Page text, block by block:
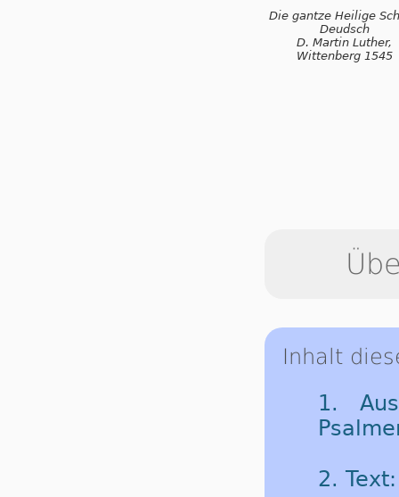
Die gantze Heilige
Deudsch
D. Martin Luther,
Wittenberg 1545
Inhalt
1.
2.